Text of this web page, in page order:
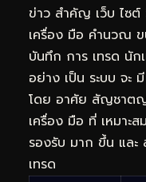
ข่าว สำคัญ เว็บ ไซต์
เครื่อง มือ คำนวณ
บันทึก การ เทรด นัก
อย่าง เป็น ระบบ จะ
โดย อาศัย สัญชาต
เครื่อง มือ ที่ เหมาะ
รองรับ มาก ขึ้น แล
เทรด